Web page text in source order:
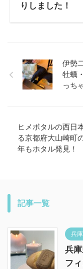
りしました！
伊勢
牡蠣
っち
ヒメボタルの西日
る京都府大山崎町
年もホタル発見！
記事一覧
兵庫
兵
フ